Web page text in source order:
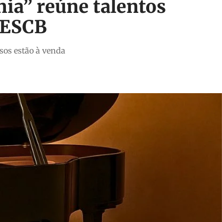
reúne talentos
estão à venda